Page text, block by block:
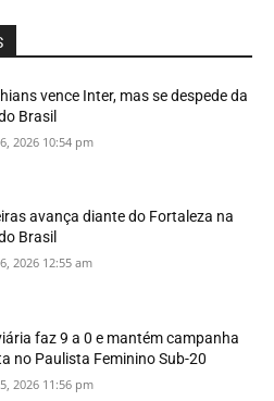
vence Inter, mas se despede da
Brasil
2026 10:54 pm
avança diante do Fortaleza na
Brasil
2026 12:55 am
faz 9 a 0 e mantém campanha
no Paulista Feminino Sub-20
2026 11:56 pm